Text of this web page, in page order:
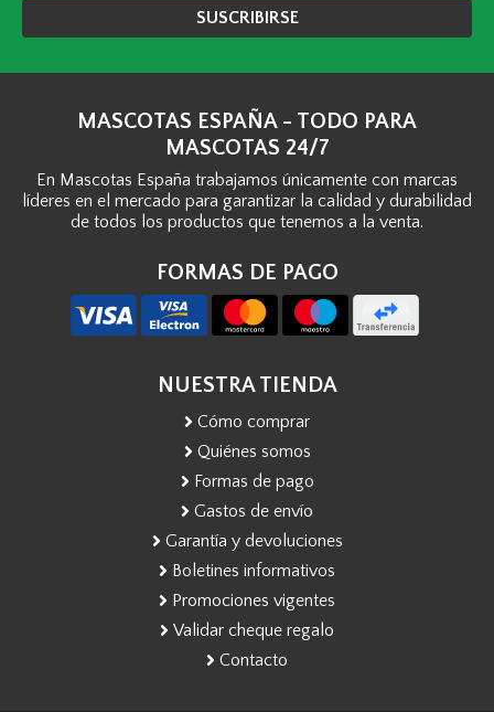
SUSCRIBIRSE
MASCOTAS ESPAÑA - TODO PARA
MASCOTAS 24/7
En Mascotas España trabajamos únicamente con marcas
líderes en el mercado para garantizar la calidad y durabilidad
de todos los productos que tenemos a la venta.
FORMAS DE PAGO
NUESTRA TIENDA
Cómo comprar
Quiénes somos
Formas de pago
Gastos de envío
Garantía y devoluciones
Boletines informativos
Promociones vigentes
Validar cheque regalo
Contacto